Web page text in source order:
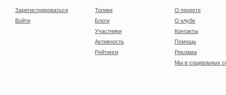
Зарегистрироваться
Войти
Топики
Блоги
Участники
Активность
Рейтинги
О проекте
О клубе
Контакты
Помощь
Реклама
Мы в социальных